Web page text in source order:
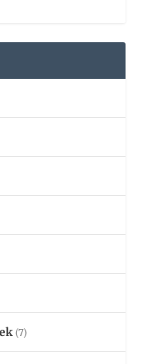
(7)